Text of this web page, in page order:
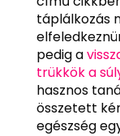
táplálkozás
pedig a
trükkök a
hasznos
összetett
egészség